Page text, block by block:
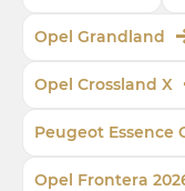
Opel Grandland
Opel Crossland X
Peugeot Essence
Opel Frontera